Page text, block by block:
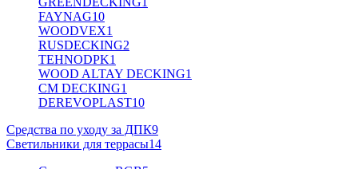
FAYNAG10
WOODVEX1
RUSDECKING2
TEHNODPK1
WOOD ALTAY DECKING1
CM DECKING1
DEREVOPLAST10
Средства по уходу за ДПК9
Светильники для террасы14